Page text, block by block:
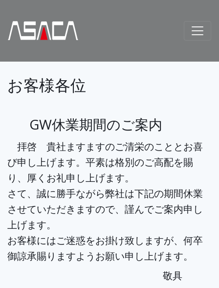
お客様各位
GW休業期間のご案内
拝啓 貴社ますますのご清栄のこととお喜
び申し上げます。平素は格別のご高配を賜
り、厚くお礼申し上げます。
さて、誠に勝手ながら弊社は下記の期間休業
させていただきますので、謹んでご案内申し
上げます。
お客様にはご迷惑をお掛け致しますが、何卒
御諒承賜りますようお願い申し上げます。
敬具